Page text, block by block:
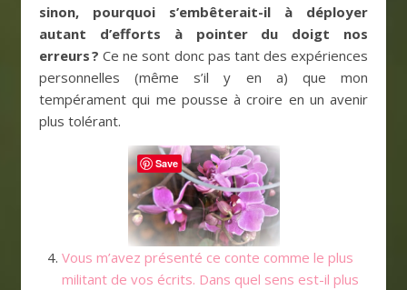
sinon, pourquoi s’embêterait-il à déployer
autant d’efforts à pointer du doigt nos
erreurs ? Ce ne sont donc pas tant des expériences
personnelles (même s’il y en a) que mon
tempérament qui me pousse à croire en un avenir
plus tolérant.
Vous m’avez présenté ce conte comme le plus
militant de vos écrits. Dans quel sens est-il plus
Save